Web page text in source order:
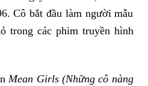
Cô bắt đầu làm người mẫu
trong các phim truyền hình
Mean Girls (Những cô nàng